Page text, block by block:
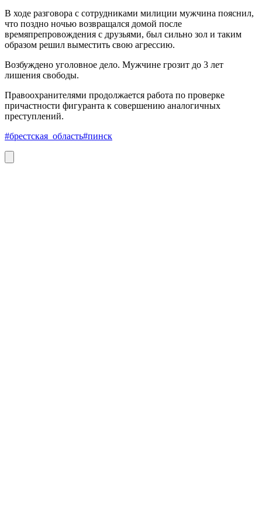
В ходе разговора с сотрудниками милиции мужчина пояснил,
что поздно ночью возвращался домой после
времяпрепровождения с друзьями, был сильно зол и таким
образом решил выместить свою агрессию.
Возбуждено уголовное дело. Мужчине грозит до 3 лет
лишения свободы.
Правоохранителями продолжается работа по проверке
причастности фигуранта к совершению аналогичных
преступлений.
#брестская_область#пинск